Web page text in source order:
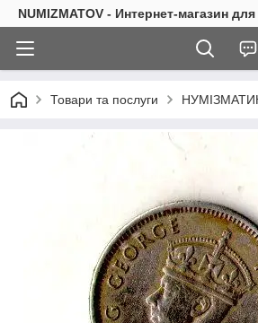
NUMIZMATOV - Интернет-магазин
Товари та послуги